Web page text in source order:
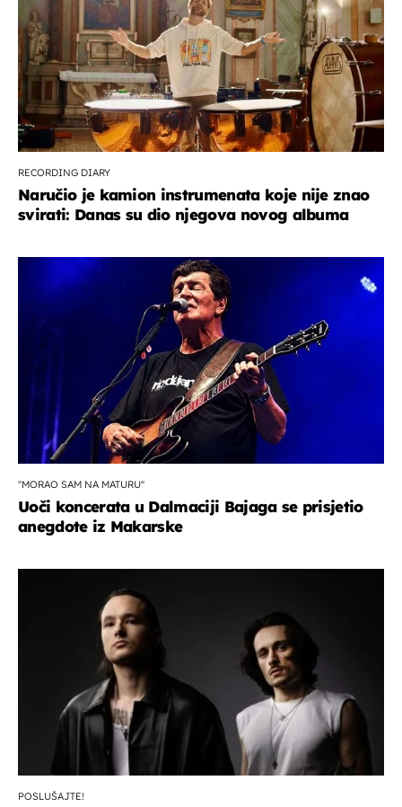
RECORDING DIARY
Naručio je kamion instrumenata koje nije znao
svirati: Danas su dio njegova novog albuma
''MORAO SAM NA MATURU''
Uoči koncerata u Dalmaciji Bajaga se prisjetio
anegdote iz Makarske
POSLUŠAJTE!